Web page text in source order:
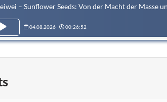
– Sunflower Seeds: Von der Macht der Masse
04.08.2026 00:26:52